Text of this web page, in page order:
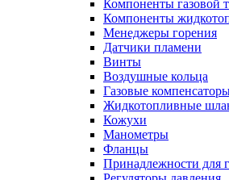
Компоненты газовой
Компоненты
Менеджеры горения
Датчики пламени
Винты
Воздушные кольца
Газовые
Жидкотопливные
Кожухи
Манометры
Фланцы
Принадлежности для